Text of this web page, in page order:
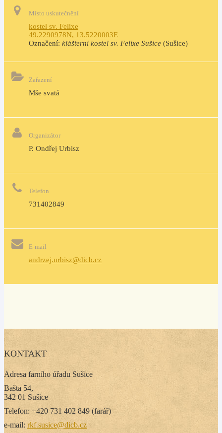
Místo uskutečnění
kostel sv. Felixe
49.2290978N, 13.5220003E
Označení: klášterní kostel sv. Felixe Sušice (Sušice)
Zařazení
Mše svatá
Organizátor
P. Ondřej Urbisz
Telefon
731402849
E-mail
andrzej.urbisz@dicb.cz
KONTAKT
Adresa farního úřadu Sušice
Bašta 54,
342 01 Sušice
Telefon: +420 731 402 849 (farář)
e-mail: rkf.susice@dicb.cz